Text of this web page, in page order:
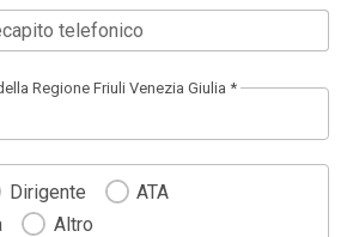
telefonico
Regione Friuli Venezia Giulia *
Dirigente
ATA
Altro